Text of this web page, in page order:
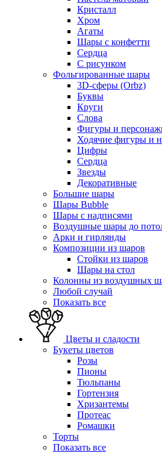
Кристалл
Хром
Агаты
Шары с конфетти
Сердца
С рисунком
Фольгированные шары
3D-сферы (Orbz)
Буквы
Круги
Слова
Фигуры и
Ходячие фигуры и
Цифры
Сердца
Звезды
Декоративные
Большие шары
Шары Bubble
Шары с надписями
Воздушные шары до
Арки и гирлянды
Композиции из шаров
Стойки из шаров
Шары на стол
Колонны из воздушных
Любой случай
Показать все
Цветы и сладости
Букеты цветов
Розы
Пионы
Тюльпаны
Гортензия
Хризантемы
Протеас
Ромашки
Торты
Показать все